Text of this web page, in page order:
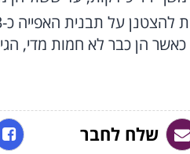
הן כבר לא חמות מדי,
שלח לחבר